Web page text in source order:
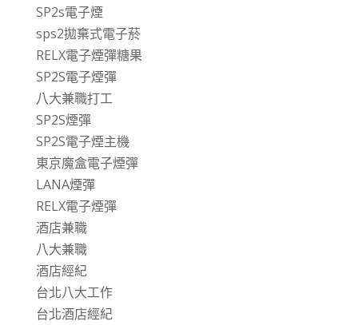
SP2s電子煙
sps2拋棄式電子菸
RELX電子煙彈糖果
SP2S電子煙彈
八大兼職打工
SP2S煙彈
SP2S電子煙主機
東京魔盒電子煙彈
LANA煙彈
RELX電子煙彈
酒店兼職
八大兼職
酒店經紀
台北八大工作
台北酒店經紀